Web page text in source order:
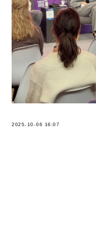
2025-10-06 16:07